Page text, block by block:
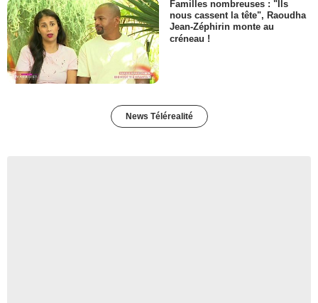
Familles nombreuses : "Ils
nous cassent la tête", Raoudha
Jean-Zéphirin monte au
créneau !
News Télérealité